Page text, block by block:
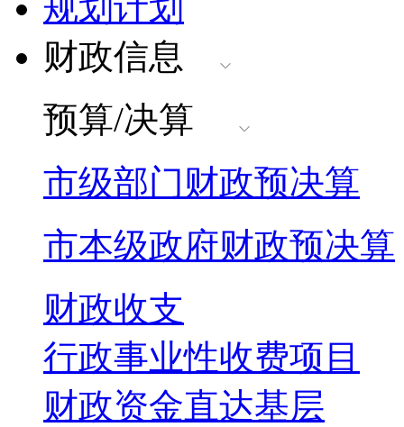
财政信息
预算/决算
市级部门财政预决算
市本级政府财政预决算
财政收支
行政事业性收费项目
财政资金直达基层